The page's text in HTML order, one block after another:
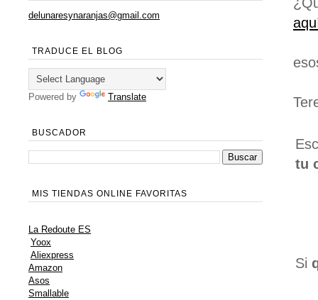
tu
Si
delunaresynaranjas@gmail.com
TRADUCE EL BLOG
Powered by Translate
BUSCADOR
MIS TIENDAS ONLINE FAVORITAS
La Redoute ES
Yoox
Aliexpress
Amazon
Asos
Smallable